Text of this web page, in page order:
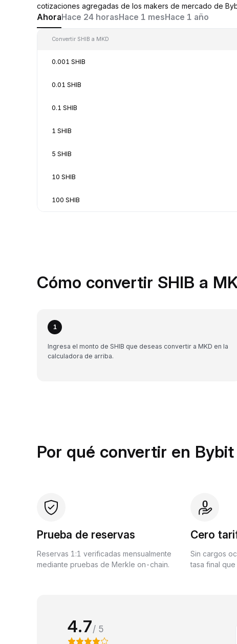
cotizaciones agregadas de los makers de mercado de
AhoraHace 24 horasHace 1 mesHace 1 año
Convertir SHIB a MKD
0.001 SHIB
0.01 SHIB
0.1 SHIB
1 SHIB
5 SHIB
10 SHIB
100 SHIB
Cómo convertir SHIB a
1
Ingresa el monto de SHIB que deseas convertir a MKD en la
calculadora de arriba.
Por qué convertir en Bybit
Prueba de reservas
Reservas 1:1 verificadas mensualmente
mediante pruebas de Merkle on-chain.
Cero
Sin cargos
tasa final que
4.7/ 5